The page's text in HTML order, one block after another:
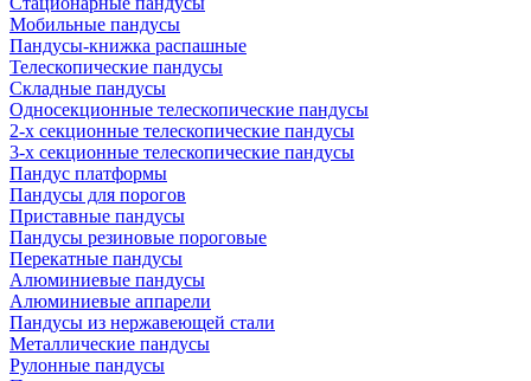
Мобильные пандусы
Пандусы-книжка распашные
Телескопические пандусы
Складные пандусы
Односекционные телескопические пандусы
2-х секционные телескопические пандусы
3-х секционные телескопические пандусы
Пандус платформы
Пандусы для порогов
Приставные пандусы
Пандусы резиновые пороговые
Перекатные пандусы
Алюминиевые пандусы
Алюминиевые аппарели
Пандусы из нержавеющей стали
Металлические пандусы
Рулонные пандусы